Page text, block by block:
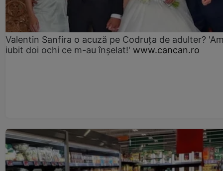
Valentin Sanfira o acuză pe Codruța de adulter?
iubit doi ochi ce m-au înșelat!' www.cancan.ro